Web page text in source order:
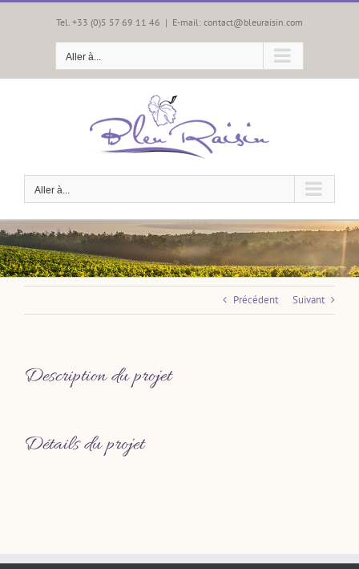
Passer
Tel. +33 (0)5 57 69 11 46 | E-mail: contact@bleuraisin.com
Aller à...
Aller à...
Précédent Suivant
Description du projet
Détails du projet